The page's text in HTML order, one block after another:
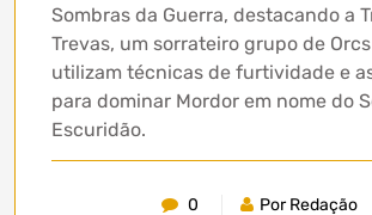
Sombras da Guerra, destacando a
Trevas, um sorrateiro grupo de
utilizam técnicas de furtividade e
para dominar Mordor em nome do
Escuridão.
0 Por Redação